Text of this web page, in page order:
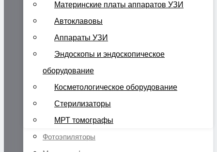
Материнские платы аппаратов УЗИ
Автоклавовы
Аппараты УЗИ
Эндоскопы и эндоскопическое
оборудование
Косметологическое оборудование
Стерилизаторы
МРТ томографы
Фотоэпиляторы